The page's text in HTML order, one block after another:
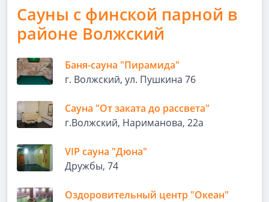
Сауны с финской парной в
районе Волжский
Баня-сауна "Пирамида"
г. Волжский, ул. Пушкина 76
Сауна "От заката до рассвета"
г.Волжский, Нариманова, 22а
VIP сауна "Дюна"
Дружбы, 74
Оздоровительный центр "Океан"